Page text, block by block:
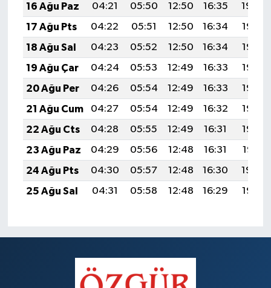
16 Ağu Paz
04:21 05:50 12:50 16:35
19:40
17 Ağu Pts
04:22 05:51 12:50 16:34
19:38
18 Ağu Sal
04:23 05:52 12:50 16:34
19:37
19 Ağu Çar
04:24 05:53 12:49 16:33
19:36
20 Ağu Per
04:26 05:54 12:49 16:33
19:35
21 Ağu Cum
04:27 05:54 12:49 16:32
19:33
22 Ağu Cts
04:28 05:55 12:49 16:31
19:32
23 Ağu Paz
04:29 05:56 12:48 16:31
19:31
24 Ağu Pts
04:30 05:57 12:48 16:30
19:29
25 Ağu Sal
04:31 05:58 12:48 16:29 19:28